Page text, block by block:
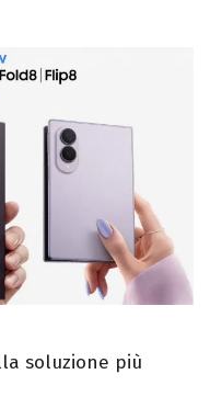
soluzione più